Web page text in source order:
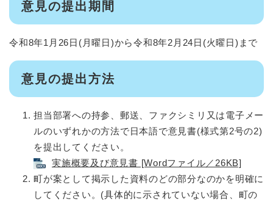
意見の提出期間
令和8年1月26日(月曜日)から令和8年2月24日(火曜日)まで
意見の提出方法
担当部署への持参、郵送、ファクシミリ又は電子メー
ルのいずれかの方法で日本語で意見書(様式第2号の2)
を提出してください。
実施概要及び意見書 [Wordファイル／26KB]
町が案として掲示した資料のどの部分なのかを明確に
してください。(具体的に示されていない場合、町の